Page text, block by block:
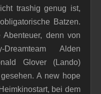
trashig genug ist,
Batzen.
denn von
Alden
Glover (Lando)
A new hope
bei dem